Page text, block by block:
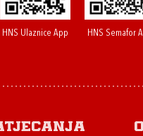
HNS Ulaznice App HNS Semafor